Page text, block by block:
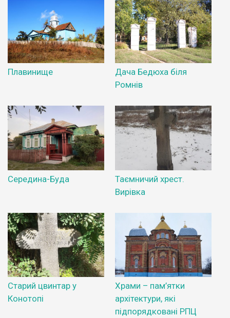
Плавинище
Дача Бедюха біля
Ромнів
Середина-Буда
Таємничий хрест.
Вирівка
Старий цвинтар у
Конотопі
Храми – пам’ятки
архітектури, які
підпорядковані РПЦ